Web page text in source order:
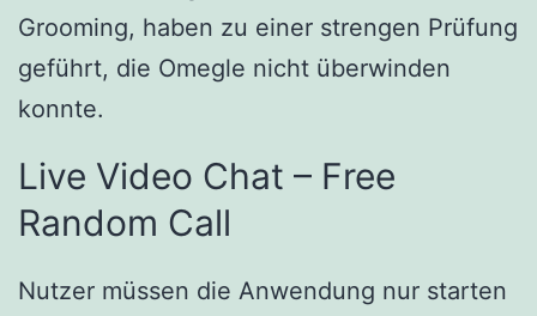
Grooming, haben zu einer strengen Prüfung
geführt, die Omegle nicht überwinden
konnte.
Live Video Chat – Free
Random Call
Nutzer müssen die Anwendung nur starten